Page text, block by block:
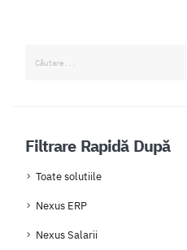
Filtrare Rapidă După
Toate solutiile
Nexus ERP
Nexus Salarii